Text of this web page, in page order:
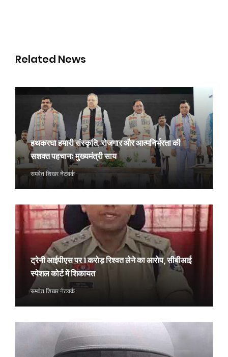
Related News
हथकरघा हमारी संस्कृति, रोजगार और आत्मनिर्भरता की
सशक्त पहचानः मुख्यमंत्री साय
समवेत शिखर नेटवर्क
ट्रेनी आईपीएस पर 1 करोड़ रिश्वत लेने का आरोप, सीबीआई
स्पेशल कोर्ट में शिकायत
समवेत शिखर नेटवर्क